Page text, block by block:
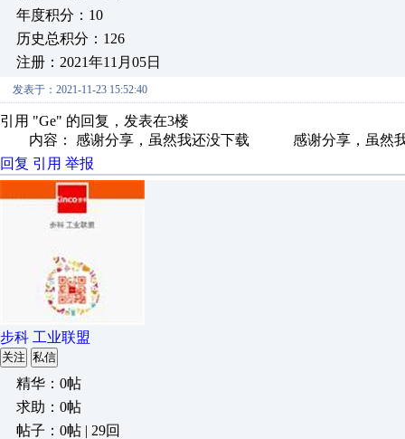
年度积分：10
历史总积分：126
注册：2021年11月05日
发表于：2021-11-23 15:52:40
引用 "Ge" 的回复，发表在3楼
内容： 感谢分享，虽然我还没下载 感谢分享，虽然我
回复 引用 举报
步科 工业联盟
关注 私信
精华：0帖
求助：0帖
帖子：0帖 | 29回